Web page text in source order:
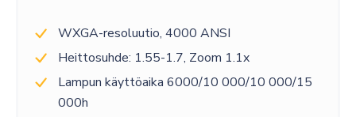
WXGA-resoluutio, 4000 ANSI
Heittosuhde: 1.55-1.7, Zoom 1.1x
Lampun käyttöaika 6000/10 000/10 000/15
000h